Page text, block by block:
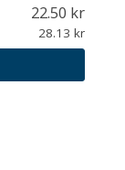
22.50
28.13